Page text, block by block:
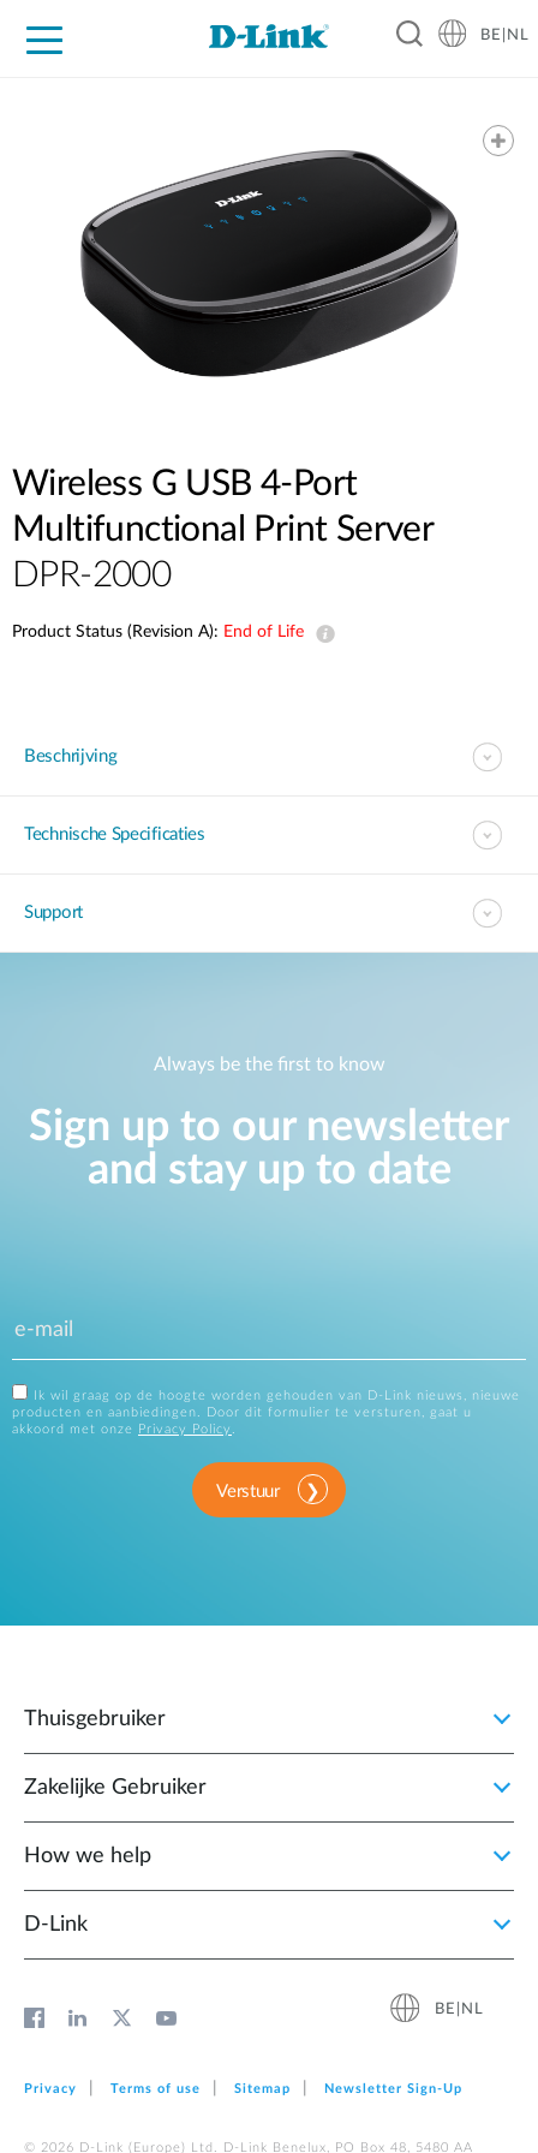
BE|NL
Wireless G USB 4-Port
Multifunctional Print Server
DPR-2000
Product Status (Revision A): End of Life
Beschrijving
Technische Specificaties
Support
Always be the first to know
Sign up to our newsletter
and stay up to date
Ik wil graag op de hoogte worden gehouden van D-Link nieuws, nieuwe
producten en aanbiedingen. Door dit formulier te versturen, gaat u
akkoord met onze
Privacy Policy .
Verstuur
Thuisgebruiker
Zakelijke Gebruiker
How we help
D‑Link
BE|NL
Privacy Terms of use Sitemap Newsletter Sign‑Up
© 2026 D‑Link (Europe) Ltd. D-Link Benelux, PO Box 48, 5480 AA